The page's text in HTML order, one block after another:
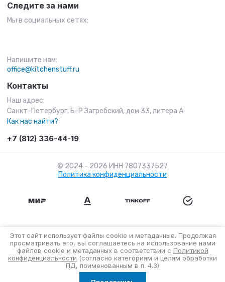
Следите за нами
Мы в социальных сетях:
Напишите нам:
office@kitchenstuff.ru
Контакты
Наш адрес:
Санкт-Петербург, Б-Р Загребский, дом 33, литера А
Как нас найти?
+7 (812) 336-44-19
© 2024 - 2026 ИНН 7807337527
Политика конфиденциальности
Этот сайт использует файлы cookie и метаданные. Продолжая
просматривать его, вы соглашаетесь на использование нами
файлов cookie и метаданных в соответствии с Политикой
конфиденциальности (согласно категориям и целям обработки
ПД, поименованным в п. 4.3)